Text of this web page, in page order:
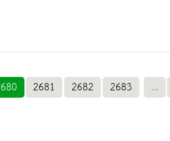
2681 2682 2683 ...